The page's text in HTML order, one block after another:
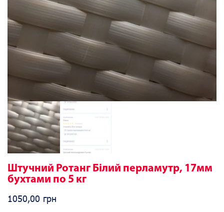
Штучний Ротанг Білий перламутр, 17мм
бухтами по 5 кг
1050,00 грн